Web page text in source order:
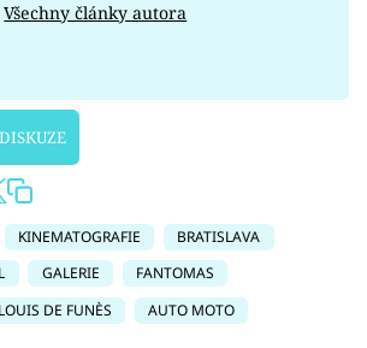
Všechny články autora
KINEMATOGRAFIE
BRATISLAVA
GALERIE
FANTOMAS
LOUIS DE FUNÈS
AUTO MOTO